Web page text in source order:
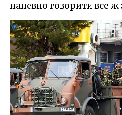
напевно говорити все ж